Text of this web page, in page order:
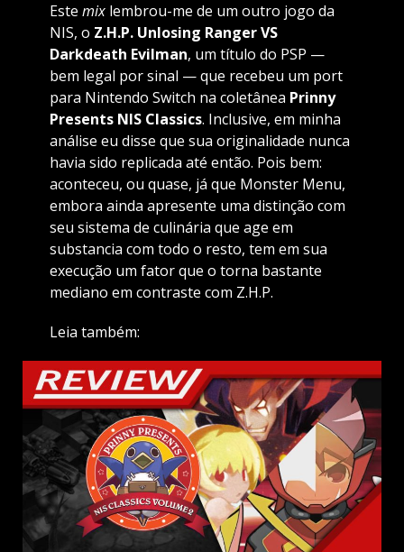
Este mixlembrou-me de um outro jogo da
NIS, o Z.H.P. Unlosing Ranger VS
Darkdeath Evilman, um título do PSP —
bem legal por sinal — que recebeu um port
para Nintendo Switch na coletânea Prinny
Presents NIS Classics. Inclusive, em minha
análise eu disse que sua originalidade nunca
havia sido replicada até então. Pois bem:
aconteceu, ou quase, já que Monster Menu,
embora ainda apresente uma distinção com
seu sistema de culinária que age em
substancia com todo o resto, tem em sua
execução um fator que o torna bastante
mediano em contraste com Z.H.P.
Leia também: